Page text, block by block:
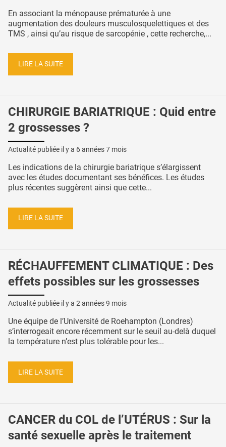
En associant la ménopause prématurée à une
augmentation des douleurs musculosquelettiques et des
TMS , ainsi qu’au risque de sarcopénie , cette recherche,...
LIRE LA SUITE
CHIRURGIE BARIATRIQUE : Quid entre
2 grossesses ?
Actualité publiée il y a 6 années 7 mois
Les indications de la chirurgie bariatrique s’élargissent
avec les études documentant ses bénéfices. Les études
plus récentes suggèrent ainsi que cette...
LIRE LA SUITE
RÉCHAUFFEMENT CLIMATIQUE : Des
effets possibles sur les grossesses
Actualité publiée il y a 2 années 9 mois
Une équipe de l’Université de Roehampton (Londres)
s’interrogeait encore récemment sur le seuil au-delà duquel
la température n’est plus tolérable pour les...
LIRE LA SUITE
CANCER du COL de l’UTÉRUS : Sur la
santé sexuelle après le traitement